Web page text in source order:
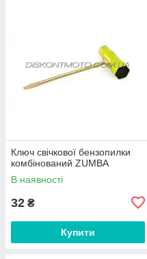
Ключ свічкової бензопилки
комбінований ZUMBA
В наявності
32 ₴
Купити